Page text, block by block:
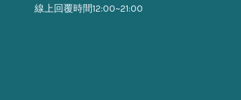
線上回覆時間12:00~21:00